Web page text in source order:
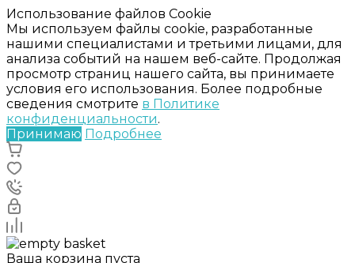
Использование файлов Cookie
Мы используем файлы cookie, разработанные
нашими специалистами и третьими лицами, для
анализа событий на нашем веб-сайте. Продолжая
просмотр страниц нашего сайта, вы принимаете
условия его использования. Более подробные
сведения смотрите в Политике
конфиденциальности.
Принимаю Подробнее
Ваша корзина пуста